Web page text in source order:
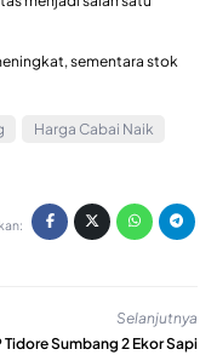
sementara stok
Harga Cabai Naik
Selanjutnya
Tidore Sumbang 2 Ekor Sapi